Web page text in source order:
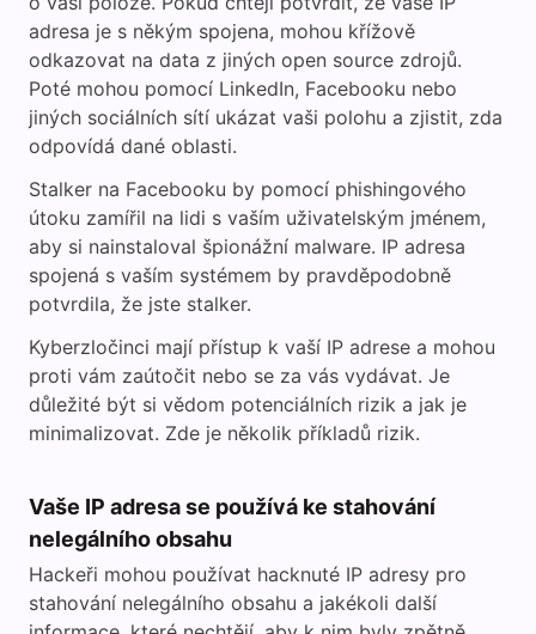
adresa je s někým spojena, mohou křížově
odkazovat na data z jiných open source zdrojů.
Poté mohou pomocí LinkedIn, Facebooku nebo
jiných sociálních sítí ukázat vaši polohu a zjistit, zda
odpovídá dané oblasti.
Stalker na Facebooku by pomocí phishingového
útoku zamířil na lidi s vaším uživatelským jménem,
aby si nainstaloval špionážní malware. IP adresa
spojená s vaším systémem by pravděpodobně
potvrdila, že jste stalker.
Kyberzločinci mají přístup k vaší IP adrese a mohou
proti vám zaútočit nebo se za vás vydávat. Je
důležité být si vědom potenciálních rizik a jak je
minimalizovat. Zde je několik příkladů rizik.
Vaše IP adresa se používá ke stahování
nelegálního obsahu
Hackeři mohou používat hacknuté IP adresy pro
stahování nelegálního obsahu a jakékoli další